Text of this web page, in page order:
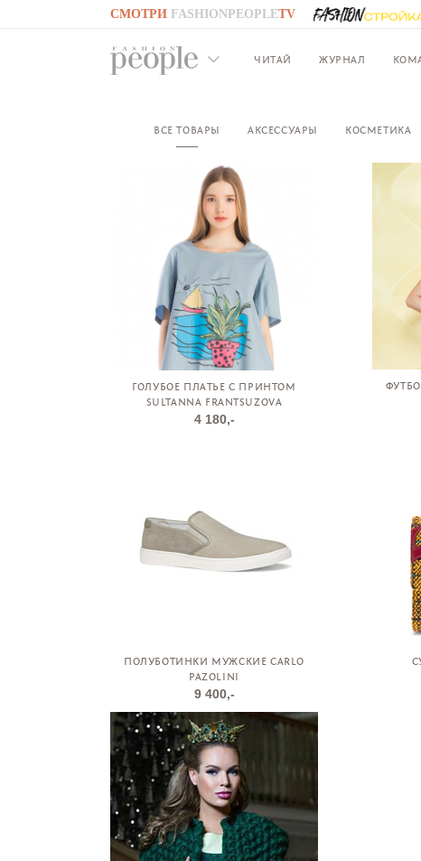
СМОТРИ FASHIONPEOPLETV
GO TO FASHIONPEOPLE
ЧИТАЙ ЖУРНАЛ
ВСЕ ТОВАРЫ АКСЕССУАРЫ КОСМЕТИКА
ГОЛУБОЕ ПЛАТЬЕ С ПРИНТОМ
SULTANNA FRANTSUZOVA
4 180,-
ПОЛУБОТИНКИ МУЖСКИЕ CARLO
PAZOLINI
9 400,-